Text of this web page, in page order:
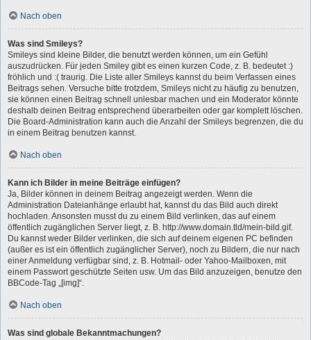
Nach oben
Was sind Smileys?
Smileys sind kleine Bilder, die benutzt werden können, um ein Gefühl
auszudrücken. Für jeden Smiley gibt es einen kurzen Code, z. B. bedeutet :)
fröhlich und :( traurig. Die Liste aller Smileys kannst du beim Verfassen eines
Beitrags sehen. Versuche bitte trotzdem, Smileys nicht zu häufig zu benutzen,
sie können einen Beitrag schnell unlesbar machen und ein Moderator könnte
deshalb deinen Beitrag entsprechend überarbeiten oder gar komplett löschen.
Die Board-Administration kann auch die Anzahl der Smileys begrenzen, die du
in einem Beitrag benutzen kannst.
Nach oben
Kann ich Bilder in meine Beiträge einfügen?
Ja, Bilder können in deinem Beitrag angezeigt werden. Wenn die
Administration Dateianhänge erlaubt hat, kannst du das Bild auch direkt
hochladen. Ansonsten musst du zu einem Bild verlinken, das auf einem
öffentlich zugänglichen Server liegt, z. B. http://www.domain.tld/mein-bild.gif.
Du kannst weder Bilder verlinken, die sich auf deinem eigenen PC befinden
(außer es ist ein öffentlich zugänglicher Server), noch zu Bildern, die nur nach
einer Anmeldung verfügbar sind, z. B. Hotmail- oder Yahoo-Mailboxen, mit
einem Passwort geschützte Seiten usw. Um das Bild anzuzeigen, benutze den
BBCode-Tag „[img]“.
Nach oben
Was sind globale Bekanntmachungen?